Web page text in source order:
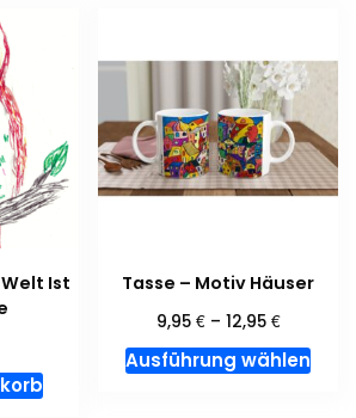
Ist
Tasse – Motiv Häuser
9,95 €– 12,95 €
Ausführung wählen